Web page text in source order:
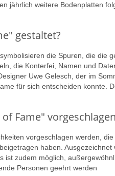
jährlich weitere Bodenplatten
gestaltet?
die Spuren, die die
die Konterfei, Namen und
Uwe Gelesch, der im
für sich entscheiden konnte.
Fame"
vorgeschlagen werden,
haben.
ist zudem möglich,
Personen geehrt werden